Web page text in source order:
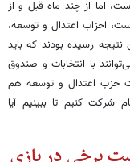
اما از چند ماه قبل و از
احزاب اعتدال و توسعه،
نتیجه رسیده بودند که باید
با انتخابات و صندوق
حزب اعتدال و توسعه هم
شرکت کنیم تا ببینیم آیا